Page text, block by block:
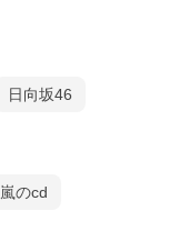
日向坂46
嵐のcd